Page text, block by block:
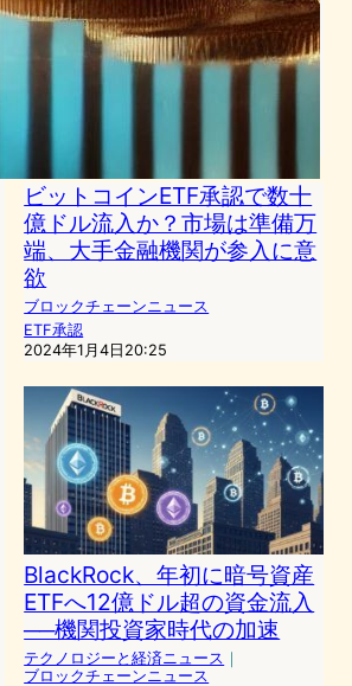
ク、ビットコインETFの修正
提案で規制当局の期待に応え
る”
ビットコインETF承認で数十
億ドル流入か？市場は準備万
端、大手金融機関が参入に意
欲
ブロックチェーンニュース
ETF承認
2024年1月4日20:25
BlackRock、年初に暗号資産
ETFへ12億ドル超の資金流入
──機関投資家時代の加速
テクノロジーと経済ニュース ｜
ブロックチェーンニュース